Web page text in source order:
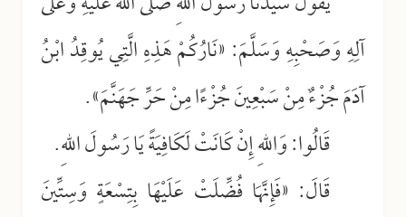
آلِهِ وَصَحْبِهِ وَسَلَّمَ: «نَارُكُمْ هَذِهِ الَّتِي يُوقِدُ ابْنُ
آدَمَ جُزْءٌ مِنْ سَبْعِينَ جُزْءًا مِنْ حَرِّ جَهَنَّمَ».
قَالُوا: وَاللهِ إِنْ كَانَتْ لَكَافِيَةً يَا رَسُولَ اللهِ.
قَالَ: «فَإِنَّهَا فُضِّلَتْ عَلَيْهَا بِتِسْعَةٍ وَسِتِّينَ